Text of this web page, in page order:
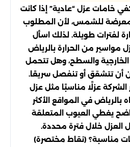
خامات عزل “عادية” إذا كانت
معرضة للشمس، لأن المطلوب
لفترات طويلة. لذلك اسأل
من الحرارة بالرياض
والسطح، وهل تتحمل
أن تتشقق أو تنفصل سريعًا.
عزلًا مناسبًا مثل عزل
بالرياض في المواقع الأكثر
يغطي العيوب المتعلقة
العزل خلال فترة محددة.
مناسبة؟ (نقاط مختصرة)